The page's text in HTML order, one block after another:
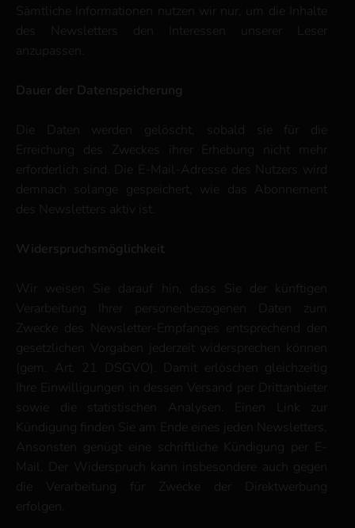
Sämtliche Informationen nutzen wir nur, um die Inhalte
des Newsletters den Interessen unserer Leser
anzupassen.
Dauer der Datenspeicherung
Die Daten werden gelöscht, sobald sie für die
Erreichung des Zweckes ihrer Erhebung nicht mehr
erforderlich sind. Die E-Mail-Adresse des Nutzers wird
demnach solange gespeichert, wie das Abonnement
des Newsletters aktiv ist.
Widerspruchsmöglichkeit
Wir weisen Sie darauf hin, dass Sie der künftigen
Verarbeitung Ihrer personenbezogenen Daten zum
Zwecke des Newsletter-Empfanges entsprechend den
gesetzlichen Vorgaben jederzeit widersprechen können
(gem. Art. 21 DSGVO). Damit erlöschen gleichzeitig
Ihre Einwilligungen in dessen Versand per Drittanbieter
sowie die statistischen Analysen. Einen Link zur
Kündigung finden Sie am Ende eines jeden Newsletters.
Ansonsten genügt eine schriftliche Kündigung per E-
Mail. Der Widerspruch kann insbesondere auch gegen
die Verarbeitung für Zwecke der Direktwerbung
erfolgen.